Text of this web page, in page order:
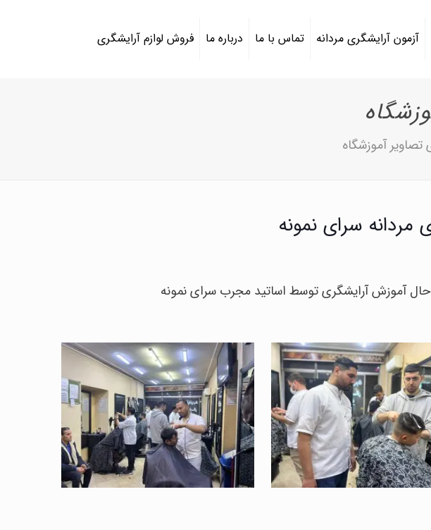
آزمون آرایشگری مردانه تماس با ما درباره ما فروش لوازم آرایشگری
تصاویر آموزشگاه
مردانه سرای نمونه
حال آموزش آرایشگری توسط اساتید مجرب سرای نمونه